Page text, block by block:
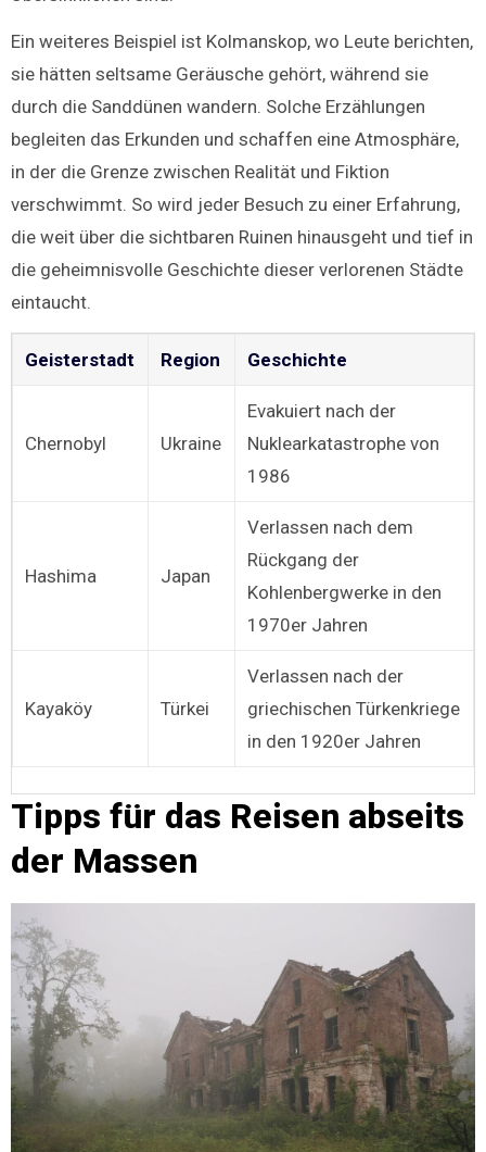
Ein weiteres Beispiel ist Kolmanskop, wo Leute berichten,
sie hätten seltsame Geräusche gehört, während sie
durch die Sanddünen wandern. Solche Erzählungen
begleiten das Erkunden und schaffen eine Atmosphäre,
in der die Grenze zwischen Realität und Fiktion
verschwimmt. So wird jeder Besuch zu einer Erfahrung,
die weit über die sichtbaren Ruinen hinausgeht und tief in
die geheimnisvolle Geschichte dieser verlorenen Städte
eintaucht.
Geisterstadt Region Geschichte
Chernobyl Ukraine
Evakuiert nach der
Nuklearkatastrophe von
1986
Hashima Japan
Verlassen nach dem
Rückgang der
Kohlenbergwerke in den
1970er Jahren
Kayaköy Türkei
Verlassen nach der
griechischen Türkenkriege
in den 1920er Jahren
Tipps für das Reisen abseits
der Massen